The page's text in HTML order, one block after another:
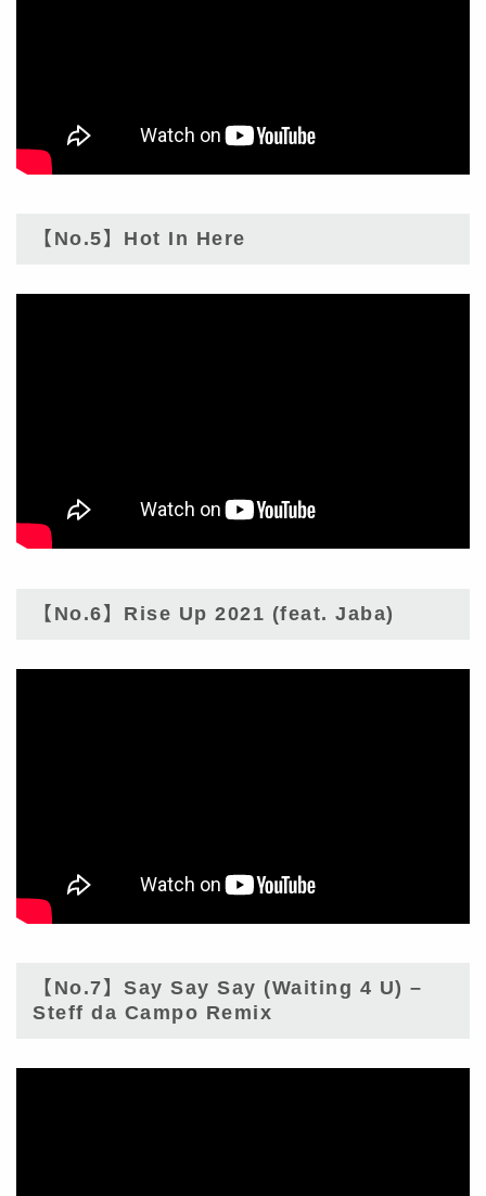
【No.5】Hot In Here
【No.6】Rise Up 2021 (feat. Jaba)
【No.7】Say Say Say (Waiting 4 U) –
Steff da Campo Remix